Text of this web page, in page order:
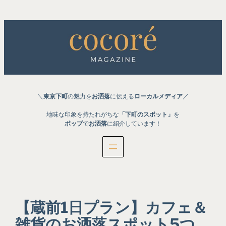
容
ッ
＼ 東京下町の魅力をお洒落に伝える ローカルメディア ／
地味な印象を持たれがちな 「下町のスポット」 を
ポップでお洒落に紹介しています！
【蔵前1日プラン】カフェ＆